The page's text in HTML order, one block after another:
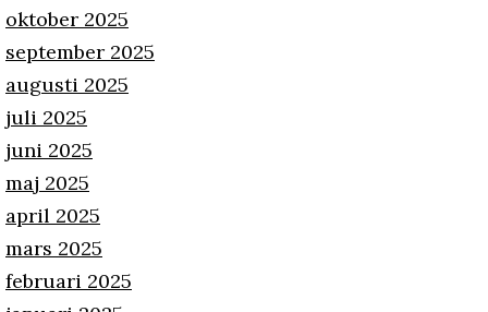
oktober 2025
september 2025
augusti 2025
juli 2025
juni 2025
maj 2025
april 2025
mars 2025
februari 2025